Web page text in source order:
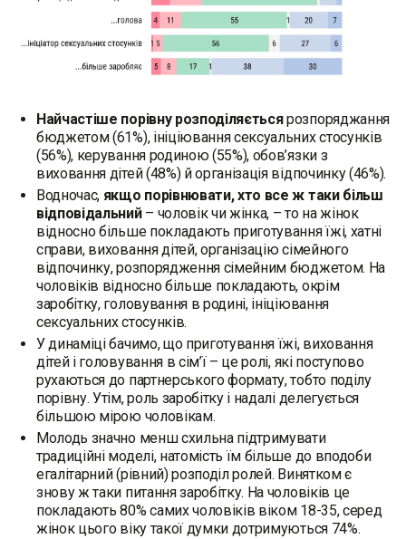
Найчастіше порівну розподіляєтьсярозпоряджання
бюджетом (61%), ініціювання сексуальних стосунків
(56%), керування родиною (55%), обов’язки з
виховання дітей (48%) й організація відпочинку (46%).
Водночас, якщо порівнювати, хто все ж таки більш
відповідальний– чоловік чи жінка, – то на жінок
відносно більше покладають приготування їжі, хатні
справи, виховання дітей, організацію сімейного
відпочинку, розпорядження сімейним бюджетом. На
чоловіків відносно більше покладають, окрім
заробітку, головування в родині, ініціювання
сексуальних стосунків.
У динаміці бачимо, що приготування їжі, виховання
дітей і головування в сім’ї – це ролі, які поступово
рухаються до партнерського формату, тобто поділу
порівну. Утім, роль заробітку і надалі делегується
більшою мірою чоловікам.
Молодь значно менш схильна підтримувати
традиційні моделі, натомість їм більше до вподоби
егалітарний (рівний) розподіл ролей. Винятком є
знову ж таки питання заробітку. На чоловіків це
покладають 80% самих чоловіків віком 18-35, серед
жінок цього віку такої думки дотримуються 74%.